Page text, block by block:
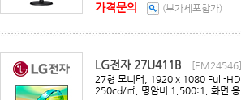
가격문의 (부가세포함가)
LG전자 27U411B
[EM24546]
27형 모니터, 1920 x 1080 Full-HD
250cd/㎡, 명암비 1,500:1, 화면 응